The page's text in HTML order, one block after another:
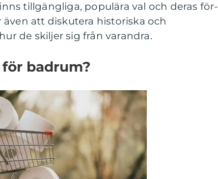
tillgängliga, populära val och deras för-
att diskutera historiska och
de skiljer sig från varandra.
badrum?